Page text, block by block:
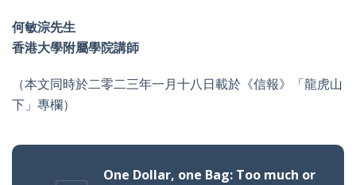
何敏淙先生
香港大學附屬學院講師
（本文同時於二零二三年一月十八日載於《信報》「龍虎山
下」專欄）
One Dollar, one Bag: Too much or